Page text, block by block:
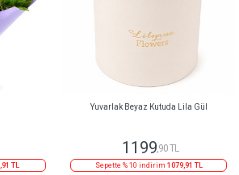
TL
Yuvarlak Beyaz Kutuda Lila Gül
1199,90 TL
Sepette % 10 indirim 1079,91 TL